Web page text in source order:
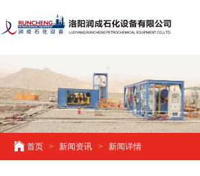
首页 > 新闻资讯 > 新闻详情